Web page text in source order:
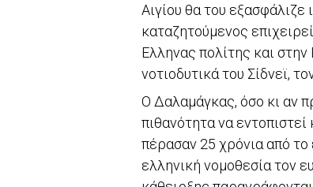
Αιγίου θα του εξασφάλιζε
καταζητούμενος
Ελληνας πολίτης και
νοτιοδυτικά του Σίδνεϊ,
Ο Δαλαμάγκας, όσο κι αν
πιθανότητα να
πέρασαν 25 χρόνια από το
ελληνική νομοθεσία τον